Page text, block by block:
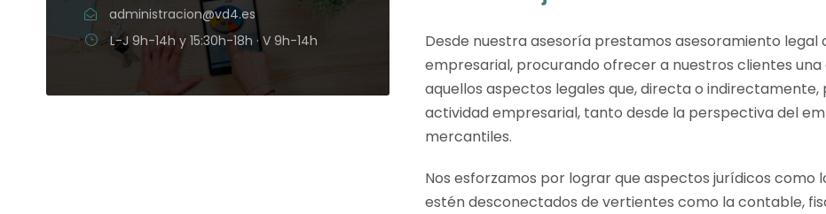
Desde nuestra asesoría prestamos asesoramiento
empresarial, procurando ofrecer a nuestros clientes
aquellos aspectos legales que, directa o
actividad empresarial, tanto desde la perspectiva del
mercantiles.
Nos esforzamos por lograr que aspectos jurídicos
estén desconectados de vertientes como la contable,
administracion@vd4.es
L-J 9h-14h y 15:30h-18h · V 9h-14h